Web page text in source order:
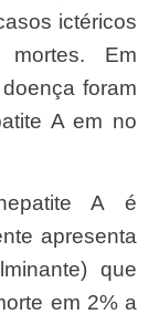
ictéricos
Em
foram
A em no
A é
apresenta
que
em 2% a